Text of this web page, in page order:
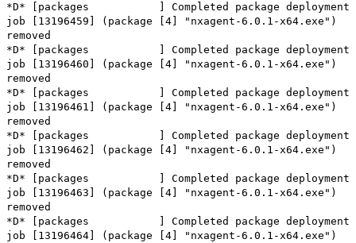
*D* [packages ] Completed package deployment
job [13196459] (package [4] "nxagent-6.0.1-x64.exe")
removed
*D* [packages ] Completed package deployment
job [13196460] (package [4] "nxagent-6.0.1-x64.exe")
removed
*D* [packages ] Completed package deployment
job [13196461] (package [4] "nxagent-6.0.1-x64.exe")
removed
*D* [packages ] Completed package deployment
job [13196462] (package [4] "nxagent-6.0.1-x64.exe")
removed
*D* [packages ] Completed package deployment
job [13196463] (package [4] "nxagent-6.0.1-x64.exe")
removed
*D* [packages ] Completed package deployment
job [13196464] (package [4] "nxagent-6.0.1-x64.exe")